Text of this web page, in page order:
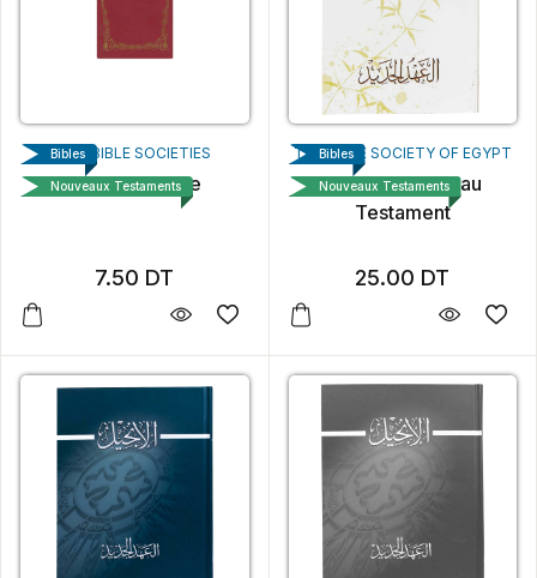
THE BIBLE SOCIETIES
La Sainte Bible
7.50 DT
Bibles
Nouveaux Testaments
THE BIBLE SOCIETY OF EGYPT
La bible Nouveau
Testament
25.00 DT
Bibles
Nouveaux Testaments